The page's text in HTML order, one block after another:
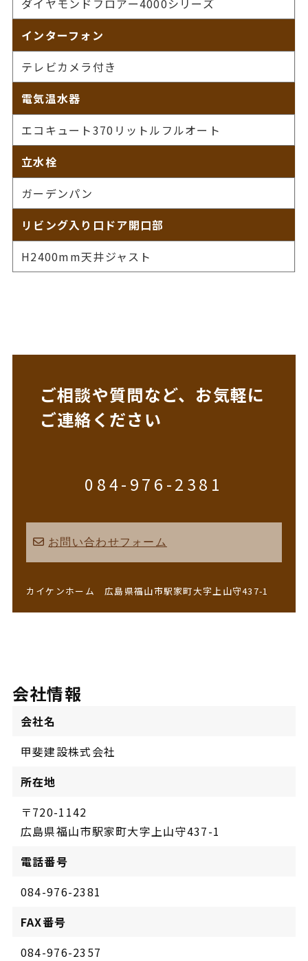
ダイヤモンドフロアー4000シリーズ
インターフォン
テレビカメラ付き
電気温水器
エコキュート370リットルフルオート
立水栓
ガーデンパン
リビング入り口ドア開口部
H2400mm天井ジャスト
ご相談や質問など、お気軽に
ご連絡ください
084-976-2381
お問い合わせフォーム
カイケンホーム 広島県福山市駅家町大字上山守437-1
会社情報
会社名
甲斐建設株式会社
所在地
〒720-1142
広島県福山市駅家町大字上山守437-1
電話番号
084-976-2381
FAX番号
084-976-2357